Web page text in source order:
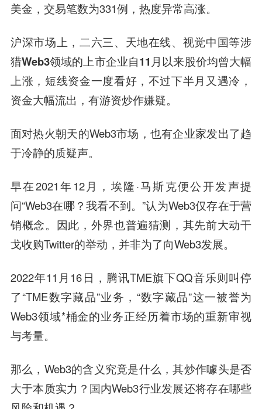
美金，交易笔数为331例，热度异常高涨。
沪深市场上，二六三、天地在线、视觉中国等涉
猎Web3领域的上市企业自11月以来股价均曾大幅
上涨，短线资金一度看好，不过下半月又遇冷，
资金大幅流出，有游资炒作嫌疑。
面对热火朝天的Web3市场，也有企业家发出了趋
于冷静的质疑声。
早在2021年12月，埃隆·马斯克便公开发声提
问“Web3在哪？我看不到。”认为Web3仅存在于营
销概念。因此，外界也普遍猜测，其先前大动干
戈收购Twitter的举动，并非为了向Web3发展。
2022年11月16日，腾讯TME旗下QQ音乐则叫停
了“TME数字藏品”业务，“数字藏品”这一被誉为
Web3领域*桶金的业务正经历着市场的重新审视
与考量。
那么，Web3的含义究竟是什么，其炒作噱头是否
大于本质实力？国内Web3行业发展还将存在哪些